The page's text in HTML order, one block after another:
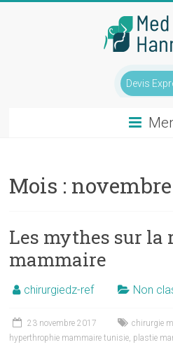
mammaire
0033
800
400
Devis
Mois : novembre
Les mythes sur la
mammaire
chirurgiedz-ref Non
23 novembre 2017 chirurgie
hyperthrophie mammaire tunisie, plastie